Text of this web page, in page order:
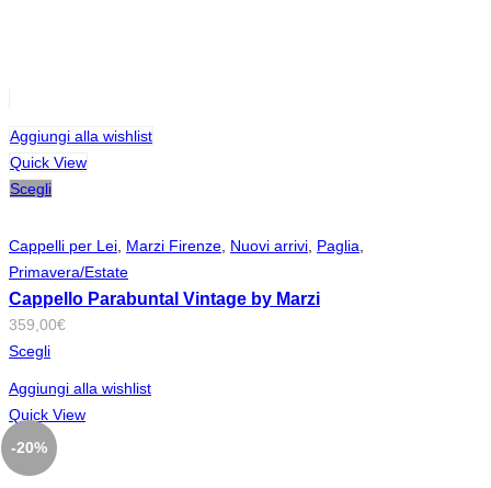
Aggiungi alla wishlist
Quick View
Scegli
Cappelli per Lei, Marzi Firenze, Nuovi arrivi, Paglia,
Primavera/Estate
Cappello Parabuntal Vintage by Marzi
359,00€
Scegli
Aggiungi alla wishlist
Quick View
-20%